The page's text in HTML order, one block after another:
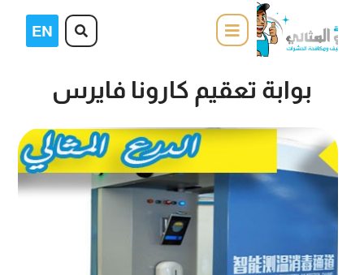
بوابة تعقيم كارونا فايرس